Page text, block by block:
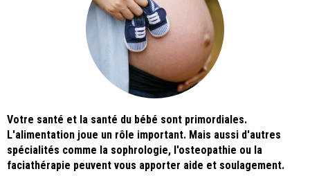
Votre santé et la santé du bébé sont primordiales.
L'alimentation joue un rôle important. Mais aussi d'autres
spécialités comme la sophrologie, l'osteopathie ou la
faciathérapie peuvent vous apporter aide et soulagement.